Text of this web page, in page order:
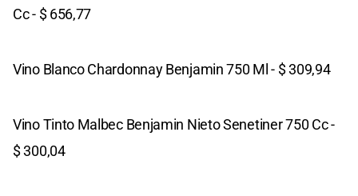
Cc - $ 656,77
Vino Blanco Chardonnay Benjamin 750 Ml - $ 309,94
Vino Tinto Malbec Benjamin Nieto Senetiner 750 Cc -
$ 300,04